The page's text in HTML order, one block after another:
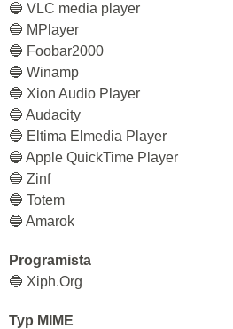
🔵 VLC media player
🔵 MPlayer
🔵 Foobar2000
🔵 Winamp
🔵 Xion Audio Player
🔵 Audacity
🔵 Eltima Elmedia Player
🔵 Apple QuickTime Player
🔵 Zinf
🔵 Totem
🔵 Amarok
Programista
🔵 Xiph.Org
Typ MIME